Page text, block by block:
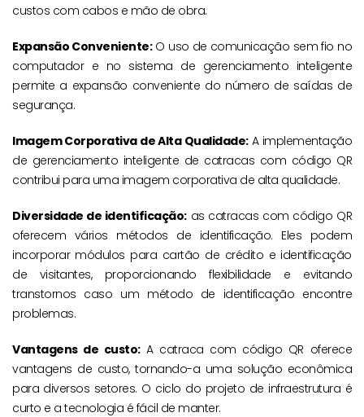
custos com cabos e mão de obra.
Expansão Conveniente:O uso de comunicação sem fio no
computador e no sistema de gerenciamento inteligente
permite a expansão conveniente do número de saídas de
segurança.
Imagem Corporativa de Alta Qualidade:A implementação
de gerenciamento inteligente de catracas com código QR
contribui para uma imagem corporativa de alta qualidade.
Diversidade de identificação:as catracas com código QR
oferecem vários métodos de identificação. Eles podem
incorporar módulos para cartão de crédito e identificação
de visitantes, proporcionando flexibilidade e evitando
transtornos caso um método de identificação encontre
problemas.
Vantagens de custo:A catraca com código QR oferece
vantagens de custo, tornando-a uma solução econômica
para diversos setores. O ciclo do projeto de infraestrutura é
curto e a tecnologia é fácil de manter.